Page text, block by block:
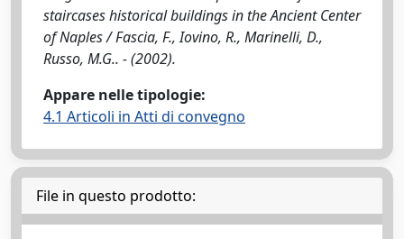
staircases historical buildings in the Ancient Center
of Naples / Fascia, F., Iovino, R., Marinelli, D.,
Russo, M.G.. - (2002).
Appare nelle tipologie:
4.1 Articoli in Atti di convegno
File in questo prodotto: